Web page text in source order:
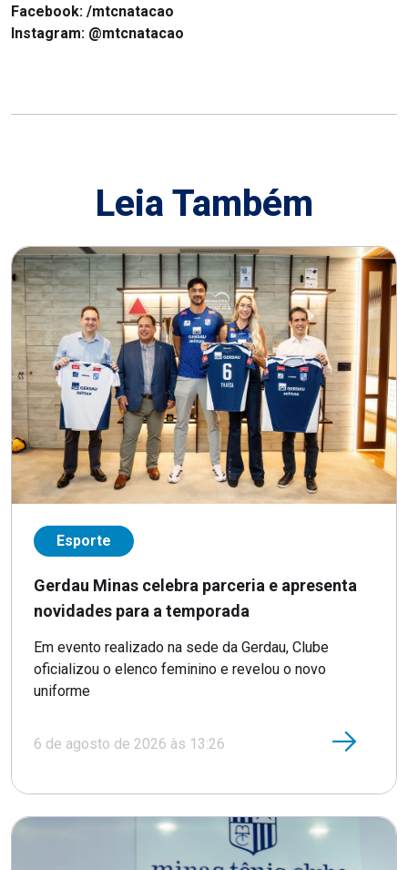
Facebook: /mtcnatacao
Instagram: @mtcnatacao
Leia Também
Esporte
Gerdau Minas celebra parceria e apresenta
novidades para a temporada
Em evento realizado na sede da Gerdau, Clube
oficializou o elenco feminino e revelou o novo
uniforme
6 de agosto de 2026 às 13:26